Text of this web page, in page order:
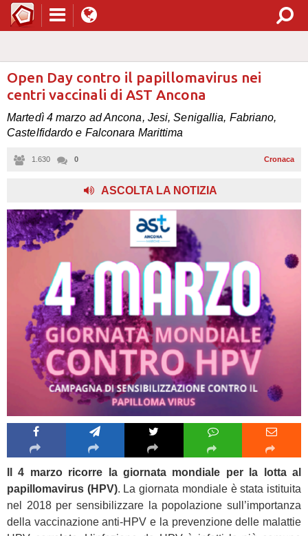
Open Day contro il papillomavirus nei
centri vaccinali di AST Ancona
Martedì 4 marzo ad Ancona, Jesi, Senigallia, Fabriano,
Castelfidardo e Falconara Marittima
1.630 0 Cronaca
ASCOLTA LA NOTIZIA
Il 4 marzo ricorre la giornata mondiale per la lotta al
papillomavirus (HPV). La giornata mondiale è stata istituita
nel 2018 per sensibilizzare la popolazione sull’importanza
della vaccinazione anti-HPV e la prevenzione delle malattie